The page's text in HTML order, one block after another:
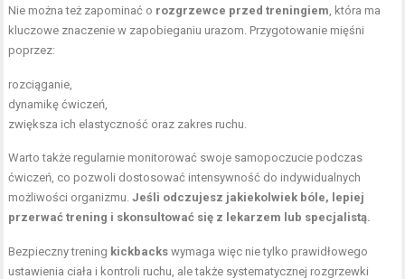
Nie można też zapominać o rozgrzewce przed treningiem , która ma
kluczowe znaczenie w zapobieganiu urazom. Przygotowanie mięśni
poprzez:
rozciąganie,
dynamikę ćwiczeń,
zwiększa ich elastyczność oraz zakres ruchu.
Warto także regularnie monitorować swoje samopoczucie podczas
ćwiczeń, co pozwoli dostosować intensywność do indywidualnych
możliwości organizmu.Jeśli odczujesz jakiekolwiek bóle, lepiej
przerwać trening i skonsultować się z lekarzem lub specjalistą.
Bezpieczny trening kickbacks wymaga więc nie tylko prawidłowego
ustawienia ciała i kontroli ruchu, ale także systematycznej rozgrzewki